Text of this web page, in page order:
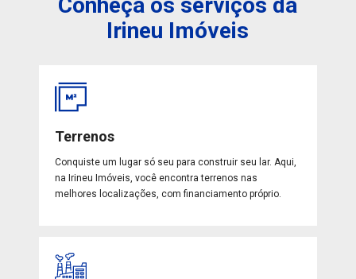
Irineu Imóveis
Terrenos
Conquiste um lugar só seu para construir seu lar. Aqui,
na Irineu Imóveis, você encontra terrenos nas
melhores localizações, com financiamento próprio.